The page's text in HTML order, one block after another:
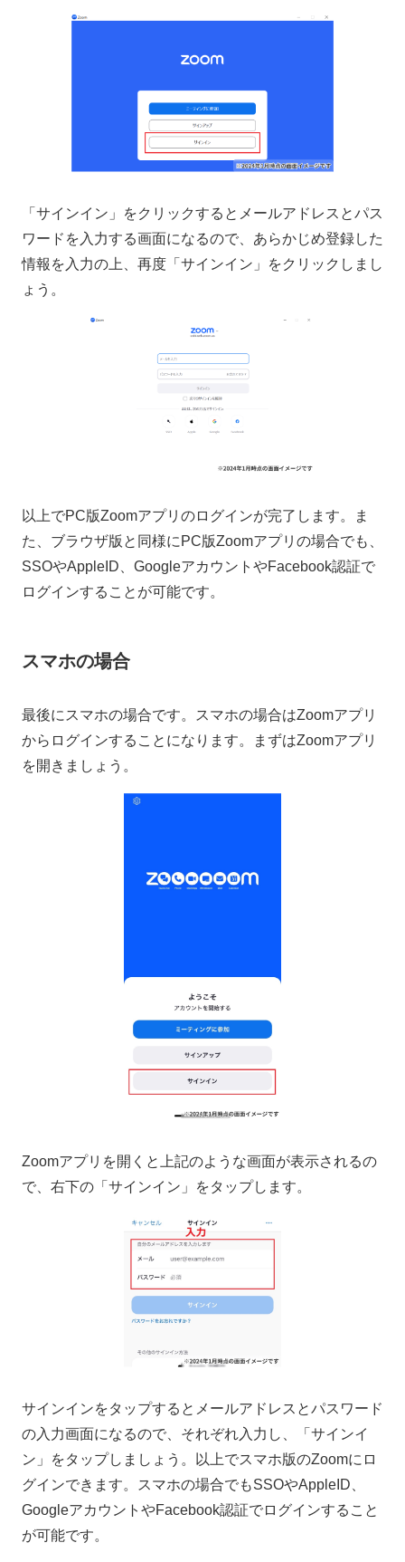
「サインイン」をクリックするとメールアドレスとパス
ワードを入力する画面になるので、あらかじめ登録した
情報を入力の上、再度「サインイン」をクリックしまし
ょう。
以上でPC版Zoomアプリのログインが完了します。ま
た、ブラウザ版と同様にPC版Zoomアプリの場合でも、
SSOやAppleID、GoogleアカウントやFacebook認証で
ログインすることが可能です。
スマホの場合
最後にスマホの場合です。スマホの場合はZoomアプリ
からログインすることになります。まずはZoomアプリ
を開きましょう。
Zoomアプリを開くと上記のような画面が表示されるの
で、右下の「サインイン」をタップします。
サインインをタップするとメールアドレスとパスワード
の入力画面になるので、それぞれ入力し、「サインイ
ン」をタップしましょう。以上でスマホ版のZoomにロ
グインできます。スマホの場合でもSSOやAppleID、
GoogleアカウントやFacebook認証でログインすること
が可能です。